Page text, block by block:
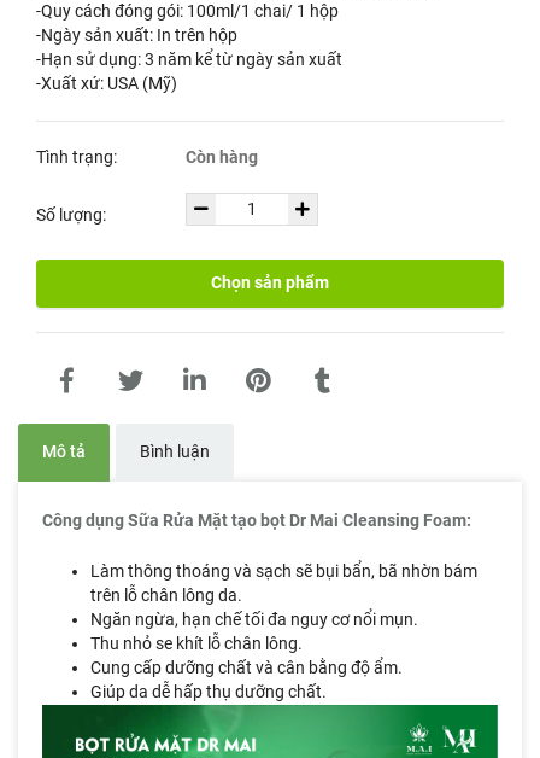
-Quy cách đóng gói: 100ml/1 chai/ 1 hộp
-Ngày sản xuất: In trên hộp
-Hạn sử dụng: 3 năm kể từ ngày sản xuất
-Xuất xứ: USA (Mỹ)
Tình trạng: Còn hàng
Số lượng:
Chọn sản phẩm
Mô tả Bình luận
Công dụng Sữa Rửa Mặt tạo bọt Dr Mai Cleansing Foam:
Làm thông thoáng và sạch sẽ bụi bẩn, bã nhờn bám
trên lỗ chân lông da.
Ngăn ngừa, hạn chế tối đa nguy cơ nổi mụn.
Thu nhỏ se khít lỗ chân lông.
Cung cấp dưỡng chất và cân bằng độ ẩm.
Giúp da dễ hấp thụ dưỡng chất.